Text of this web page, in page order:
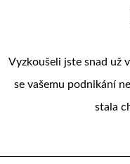
Vyzkoušeli jste snad už
se vašemu podnikání
stala